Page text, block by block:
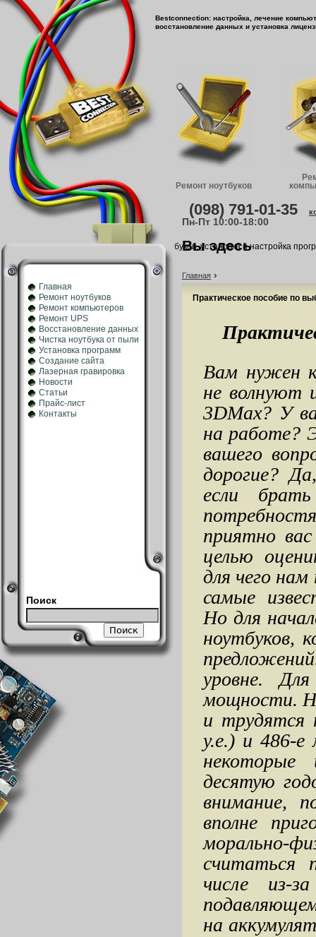
Bestconnection: настройка, лечение
восстановление данных и установка
Ремонт ноутбуков
(098) 791-01-35
Пн-Пт 10:00-18:00
Вы здесь
Главная ›
Практическое пособие по
Вам нужен
не волнуют
3DMax? У
на работе?
вашего
дорогие?
если
приятно
целью
для чего
самые
Но для
ноутбуков,
уровне.
мощности.
и трудятся
у.е.) и 486-
некоторые
десятую
внимание,
вполне
морально-
считаться
числе из-
на
Главная
Ремонт ноутбуков
Ремонт компьютеров
Ремонт UPS
Восстановление данных
Чистка ноутбука от пыли
Установка программ
Создание сайта
Лазерная гравировка
Новости
Статьи
Прайс-лист
Контакты
Поиск
Ремонт и обслуживание компьютеров, ноутбуков, установка и настройка